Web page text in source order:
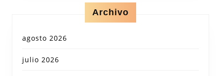
Archivo
agosto 2026
julio 2026